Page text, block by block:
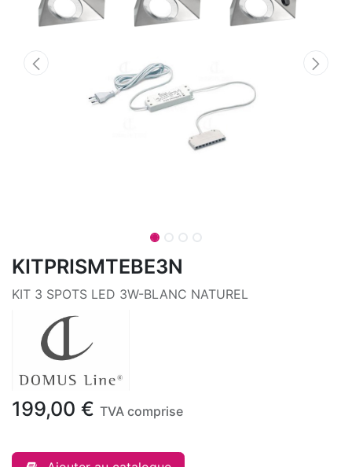
KITPRISMTEBE3N
KIT 3 SPOTS LED 3W-BLANC NATUREL
199,00 € TVA comprise